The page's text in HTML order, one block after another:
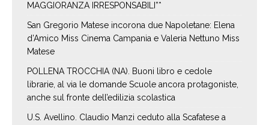
MAGGIORANZA IRRESPONSABILI”*
San Gregorio Matese incorona due Napoletane: Elena
d’Amico Miss Cinema Campania e Valeria Nettuno Miss
Matese
POLLENA TROCCHIA (NA). Buoni libro e cedole
librarie, al via le domande Scuole ancora protagoniste,
anche sul fronte dell’edilizia scolastica
U.S. Avellino. Claudio Manzi ceduto alla Scafatese a